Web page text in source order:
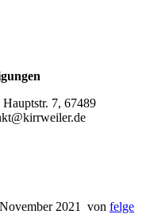
7, 67489
2021 von felge